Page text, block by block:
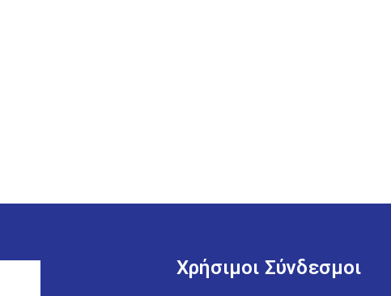
Χρήσιμοι Σύνδεσμοι